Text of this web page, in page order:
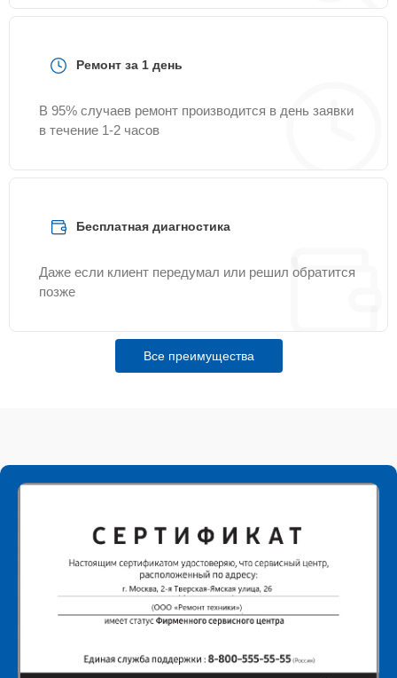
Ремонт за 1 день
В 95% случаев ремонт производится в день заявки
в течение 1-2 часов
Бесплатная диагностика
Даже если клиент передумал или решил обратится
позже
Все преимущества